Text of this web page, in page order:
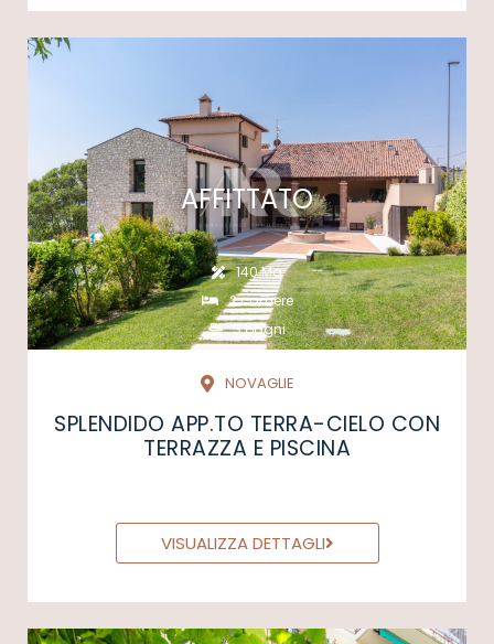
AFFITTATO
140 Mq
2 camere
3 bagni
NOVAGLIE
SPLENDIDO APP.TO TERRA-CIELO CON
TERRAZZA E PISCINA
VISUALIZZA DETTAGLI